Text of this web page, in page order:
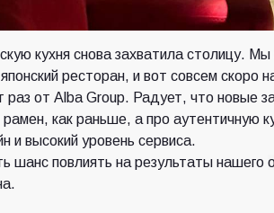
кухня снова захватила столицу.
ресторан, и вот совсем скоро
раз от Alba Group. Радует, что новые
как раньше, а про аутентичную
и высокий уровень сервиса.
шанс повлиять на результаты нашего